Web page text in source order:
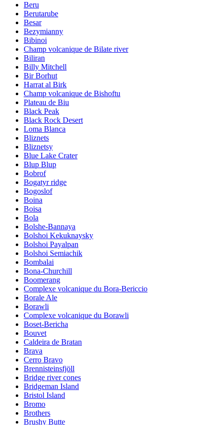
Beru
Berutarube
Besar
Bezymianny
Bibinoi
Champ volcanique de Bilate river
Biliran
Billy Mitchell
Bir Borhut
Harrat al Birk
Champ volcanique de Bishoftu
Plateau de Biu
Black Peak
Black Rock Desert
Loma Blanca
Bliznets
Bliznetsy
Blue Lake Crater
Blup Blup
Bobrof
Bogatyr ridge
Bogoslof
Boina
Boisa
Bola
Bolshe-Bannaya
Bolshoi Kekuknaysky
Bolshoi Payalpan
Bolshoi Semiachik
Bombalai
Bona-Churchill
Boomerang
Complexe volcanique du Bora-Bericcio
Borale Ale
Borawli
Complexe volcanique du Borawli
Boset-Bericha
Bouvet
Caldeira de Bratan
Brava
Cerro Bravo
Brennisteinsfjöll
Bridge river cones
Bridgeman Island
Bristol Island
Bromo
Brothers
Brushy Butte